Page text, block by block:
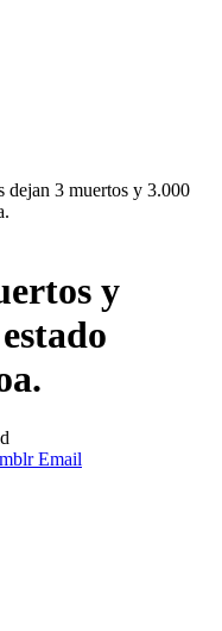
dejan 3 muertos y 3.000
y
Email